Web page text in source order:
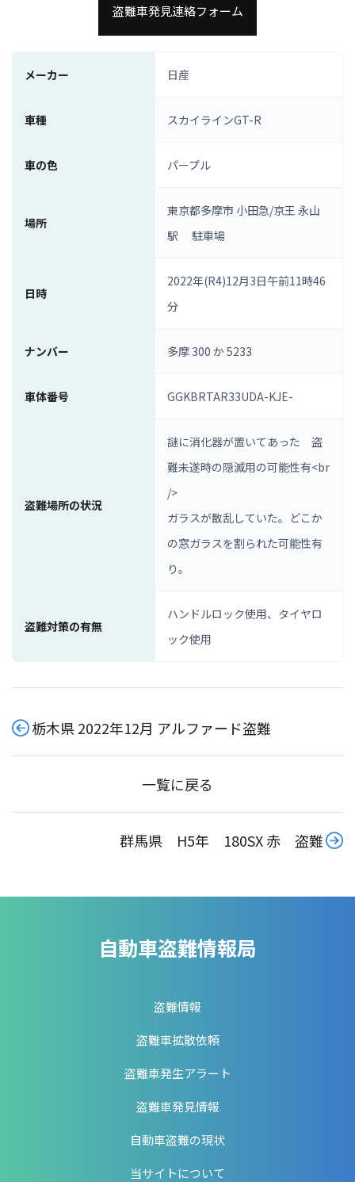
盗難車発見連絡フォーム
メーカー 日産
車種 スカイラインGT-R
車の色 パープル
場所
東京都多摩市 小田急/京王 永山
駅 駐車場
日時
2022年(R4)12月3日午前11時46
分
ナンバー 多摩 300 か 5233
車体番号 GGKBRTAR33UDA-KJE-
盗難場所の状況
謎に消化器が置いてあった 盗
難未遂時の隠滅用の可能性有<br
/>
ガラスが散乱していた。どこか
の窓ガラスを割られた可能性有
り。
盗難対策の有無
ハンドルロック使用、タイヤロ
ック使用
栃木県 2022年12月 アルファード盗難
一覧に戻る
群馬県 H5年 180SX 赤 盗難
自動車盗難情報局
盗難情報
盗難車拡散依頼
盗難車発生アラート
盗難車発見情報
自動車盗難の現状
当サイトについて